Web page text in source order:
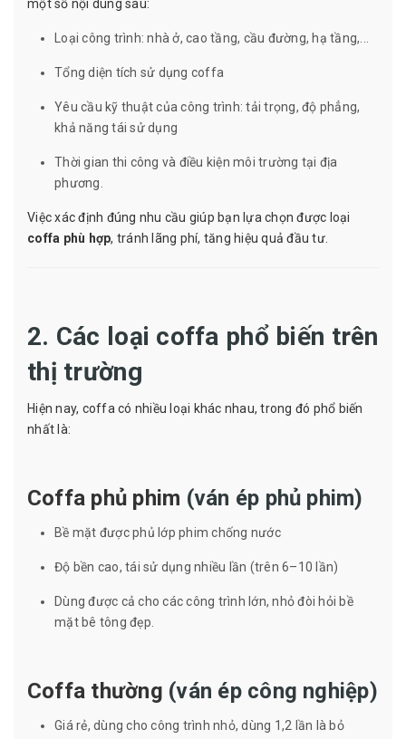
một số nội dung sau:
Loại công trình: nhà ở, cao tầng, cầu đường, hạ tầng,...
Tổng diện tích sử dụng coffa
Yêu cầu kỹ thuật của công trình: tải trọng, độ phẳng,
khả năng tái sử dụng
Thời gian thi công và điều kiện môi trường tại địa
phương.
Việc xác định đúng nhu cầu giúp bạn lựa chọn được loại
coffa phù hợp, tránh lãng phí, tăng hiệu quả đầu tư.
2. Các loại coffa phổ biến trên
thị trường
Hiện nay, coffa có nhiều loại khác nhau, trong đó phổ biến
nhất là:
Coffa phủ phim (ván ép phủ phim)
Bề mặt được phủ lớp phim chống nước
Độ bền cao, tái sử dụng nhiều lần (trên 6–10 lần)
Dùng được cả cho các công trình lớn, nhỏ đòi hỏi bề
mặt bê tông đẹp.
Coffa thường (ván ép công nghiệp)
Giá rẻ, dùng cho công trình nhỏ, dùng 1,2 lần là bỏ